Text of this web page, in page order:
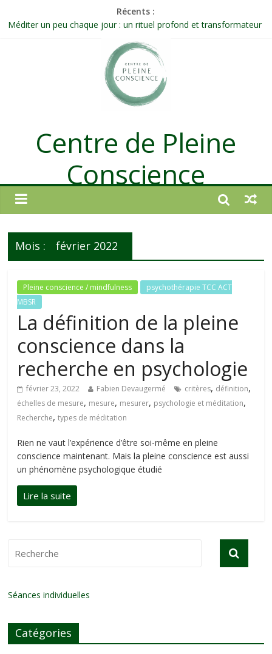
Récents :
Méditer un peu chaque jour : un rituel profond et transformateur
Célébrer la Vie jusque dans les petites actions
Quand on n’arrive plus à agir : et si ce n’était pas un manque de
Une attention consciente d’elle-même, non dirigée par le mental
Centre de Pleine
Conscience
Mois : février 2022
Pleine conscience / mindfulness
psychothérapie TCC ACT
MBSR
La définition de la pleine
conscience dans la
recherche en psychologie
février 23, 2022 Fabien Devaugermé critères, définition,
échelles de mesure, mesure, mesurer, psychologie et méditation,
Recherche,types de méditation
Rien ne vaut l’expérience d’être soi-même en pleine
conscience maintenant. Mais la pleine conscience est aussi
un phénomène psychologique étudié
Séances individuelles
Catégories